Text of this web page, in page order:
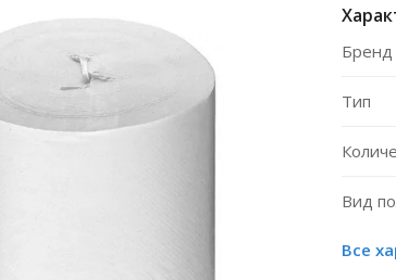
Бренд
Тип
Вид
Все